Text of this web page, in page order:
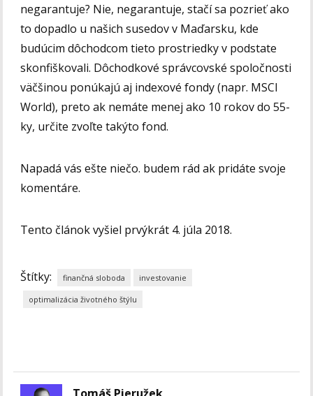
negarantuje? Nie, negarantuje, stačí sa pozrieť ako
to dopadlo u našich susedov v Maďarsku, kde
budúcim dôchodcom tieto prostriedky v podstate
skonfiškovali. Dôchodkové správcovské spoločnosti
väčšinou ponúkajú aj indexové fondy (napr. MSCI
World), preto ak nemáte menej ako 10 rokov do 55-
ky, určite zvoľte takýto fond.
Napadá vás ešte niečo. budem rád ak pridáte svoje
komentáre.
Tento článok vyšiel prvýkrát 4. júla 2018.
Štítky: finančná sloboda investovanie
optimalizácia životného štýlu